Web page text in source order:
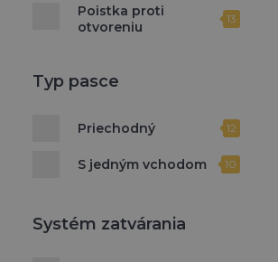
Poistka proti
otvoreniu
13
Typ pasce
Priechodný 12
S jedným vchodom 10
Systém zatvárania